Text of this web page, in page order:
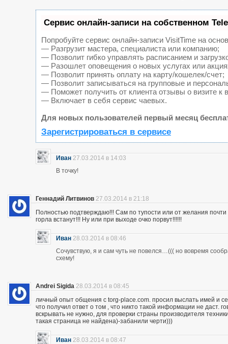
Сервис онлайн-записи на собственном
Попробуйте сервис онлайн-записи VisitTime на
— Разгрузит мастера, специалиста или компанию;
— Позволит гибко управлять расписанием и
— Разошлет оповещения о новых услугах или
— Позволит принять оплату на карту/кошелек/счет;
— Позволит записываться на групповые и
— Поможет получить от клиента отзывы о визите к
— Включает в себя сервис чаевых.
Для новых пользователей первый месяц
Зарегистрироваться в сервисе
Иван 27.03.2014 в 14:03
В точку!
Геннадий Литвинов 27.03.2014 в 21:18
Полностью подтверждаю!!! Сам по тупости или от желания
горла встанут!!! Ну или при выходе очко порвут!!!!!!
Иван 28.03.2014 в 08:46
Сочувствую, я и сам чуть не повелся…((( но вовремя
схему!
Andrei Sigida 28.03.2014 в 08:45
личный опыт общения с torg-place.com. просил выслать имей и
что получил ответ о том , что никто такой информации не
вскрывать не нужно, для проверки страны производителя
такая страница не найдена)-забанили черти)))
Иван 28.03.2014 в 08:47